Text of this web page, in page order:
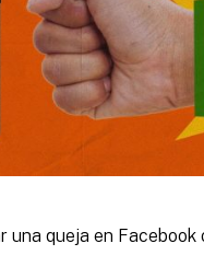
una queja en Facebook